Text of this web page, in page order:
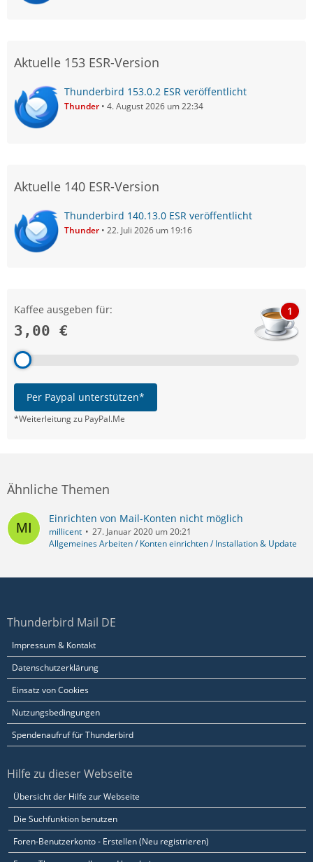
Aktuelle 153 ESR-Version
Thunderbird 153.0.2 ESR veröffentlicht
Thunder 4. August 2026 um 22:34
Aktuelle 140 ESR-Version
Thunderbird 140.13.0 ESR veröffentlicht
Thunder 22. Juli 2026 um 19:16
Kaffee ausgeben für:
3,00 €
1
Per Paypal unterstützen*
*Weiterleitung zu PayPal.Me
Ähnliche Themen
Einrichten von Mail-Konten nicht möglich
millicent
27. Januar 2020 um 20:21
Allgemeines Arbeiten / Konten einrichten / Installation & Update
Thunderbird Mail DE
Impressum & Kontakt
Datenschutzerklärung
Einsatz von Cookies
Nutzungsbedingungen
Spendenaufruf für Thunderbird
Hilfe zu dieser Webseite
Übersicht der Hilfe zur Webseite
Die Suchfunktion benutzen
Foren-Benutzerkonto - Erstellen (Neu registrieren)